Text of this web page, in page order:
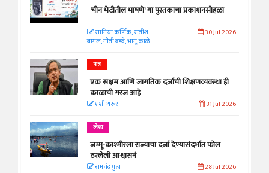
'चीन भेटीतील भाषणे' या पुस्तकाचा प्रकाशनसोहळा
सानिया कर्णिक, सतीश
बागल, नीती बडवे, भानू काळे
30 Jul 2026
पत्र
एक सक्षम आणि जागतिक दर्जाची शिक्षणव्यवस्था ही
काळाची गरज आहे
शशी थरूर 31 Jul 2026
लेख
जम्मू-काश्मीरला राज्याचा दर्जा देण्यासंदर्भात फोल
ठरलेली आश्वासनं
रामचंद्र गुहा 28 Jul 2026